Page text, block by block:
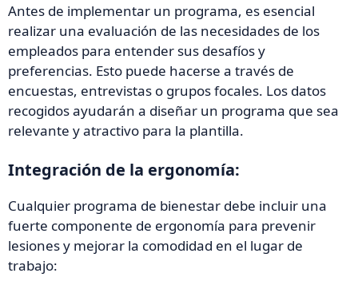
Antes de implementar un programa, es esencial
realizar una evaluación de las necesidades de los
empleados para entender sus desafíos y
preferencias. Esto puede hacerse a través de
encuestas, entrevistas o grupos focales. Los datos
recogidos ayudarán a diseñar un programa que sea
relevante y atractivo para la plantilla.
Integración de la ergonomía:
Cualquier programa de bienestar debe incluir una
fuerte componente de ergonomía para prevenir
lesiones y mejorar la comodidad en el lugar de
trabajo: